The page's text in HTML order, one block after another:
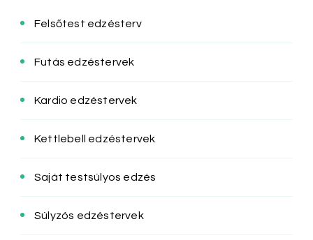
Felsőtest edzésterv
Futás edzéstervek
Kardio edzéstervek
Kettlebell edzéstervek
Saját testsúlyos edzés
Súlyzós edzéstervek